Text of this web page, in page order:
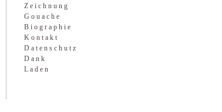
Z e i c h n u n g
G o u a c h e
B i o g r a p h i e
K o n t a k t
D a t e n s c h u t z
D a n k
L a d e n